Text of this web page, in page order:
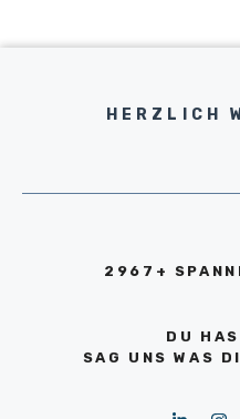
HERZLICH
2967+
DU
SAG UNS WAS